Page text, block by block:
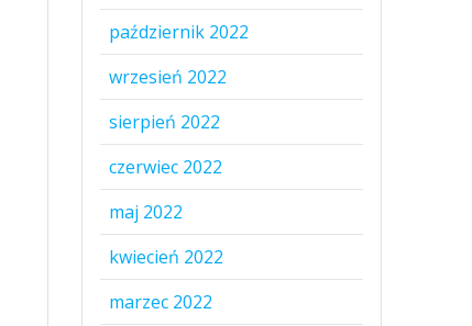
październik 2022
wrzesień 2022
sierpień 2022
czerwiec 2022
maj 2022
kwiecień 2022
marzec 2022